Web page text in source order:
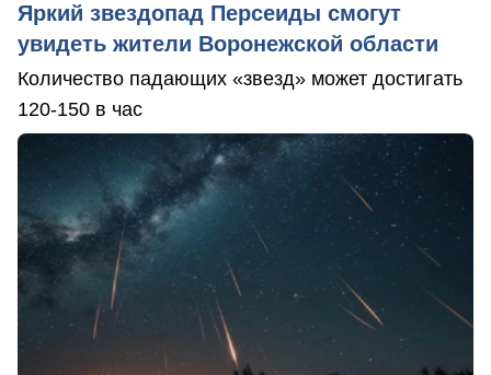
Яркий звездопад Персеиды смогут
увидеть жители Воронежской области
Количество падающих «звезд» может достигать
120-150 в час